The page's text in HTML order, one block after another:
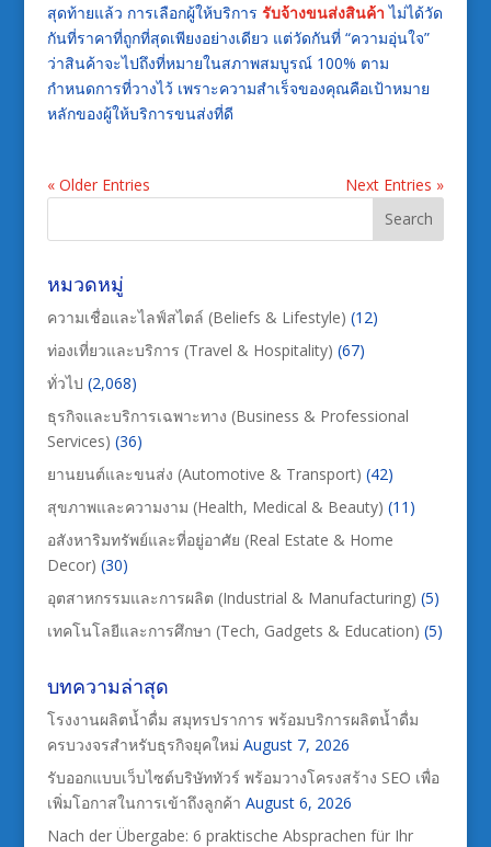
สุดท้ายแล้ว การเลือกผู้ให้บริการ รับจ้างขนส่งสินค้า ไม่ได้วัด
กันที่ราคาที่ถูกที่สุดเพียงอย่างเดียว แต่วัดกันที่ “ความอุ่นใจ”
ว่าสินค้าจะไปถึงที่หมายในสภาพสมบูรณ์ 100% ตาม
กำหนดการที่วางไว้ เพราะความสำเร็จของคุณคือเป้าหมาย
หลักของผู้ให้บริการขนส่งที่ดี
« Older Entries Next Entries »
หมวดหมู่
ความเชื่อและไลฟ์สไตล์ (Beliefs & Lifestyle) (12)
ท่องเที่ยวและบริการ (Travel & Hospitality) (67)
ทั่วไป (2,068)
ธุรกิจและบริการเฉพาะทาง (Business & Professional
Services) (36)
ยานยนต์และขนส่ง (Automotive & Transport) (42)
สุขภาพและความงาม (Health, Medical & Beauty) (11)
อสังหาริมทรัพย์และที่อยู่อาศัย (Real Estate & Home
Decor) (30)
อุตสาหกรรมและการผลิต (Industrial & Manufacturing) (5)
เทคโนโลยีและการศึกษา (Tech, Gadgets & Education) (5)
บทความล่าสุด
โรงงานผลิตน้ำดื่ม สมุทรปราการ พร้อมบริการผลิตน้ำดื่ม
ครบวงจรสำหรับธุรกิจยุคใหม่ August 7, 2026
รับออกแบบเว็บไซต์บริษัททัวร์ พร้อมวางโครงสร้าง SEO เพื่อ
เพิ่มโอกาสในการเข้าถึงลูกค้า August 6, 2026
Nach der Übergabe: 6 praktische Absprachen für Ihr